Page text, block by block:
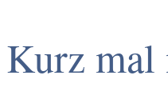
Kurz mal